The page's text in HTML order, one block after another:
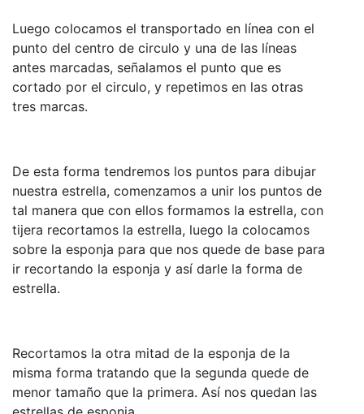
Luego colocamos el transportado en línea con el
punto del centro de circulo y una de las líneas
antes marcadas, señalamos el punto que es
cortado por el circulo, y repetimos en las otras
tres marcas.
De esta forma tendremos los puntos para dibujar
nuestra estrella, comenzamos a unir los puntos de
tal manera que con ellos formamos la estrella, con
tijera recortamos la estrella, luego la colocamos
sobre la esponja para que nos quede de base para
ir recortando la esponja y así darle la forma de
estrella.
Recortamos la otra mitad de la esponja de la
misma forma tratando que la segunda quede de
menor tamaño que la primera. Así nos quedan las